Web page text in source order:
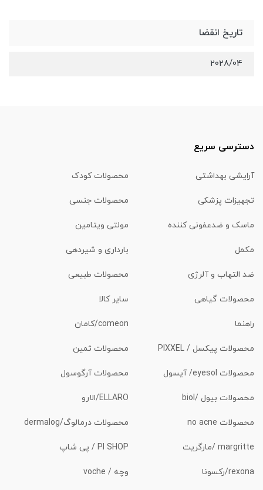
تاریخ انقضا
2028/04
دسترسی سریع
آرایشی بهداشتی محصولات کودک
تجهیزات پزشکی محصولات جنسی
ماسک و ضدعفونی کننده مولتی ویتامین
مکمل بارداری و شیردهی
ضد التهاب و آلرژی محصولات طبیعی
محصولات گیاهی سایر کالا
راهنما comeon/کامان
محصولات پیکسل / PIXXEL محصولات ثمین
محصولات eyesol/ آیسول محصولات آرگوسول
محصولات بیول /biol ELLARO/الارو
محصولات no acne محصولات درمالوگ/dermalog
margritte /مارگریت PI SHOP / پی شاپ
rexona/رکسونا وچه / voche